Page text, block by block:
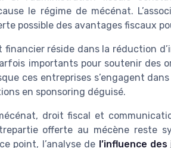
le régime de mécénat.
possible des avantages fiscaux
réside dans la réduction
importants pour soutenir des
ces entreprises s’engagent
en sponsoring déguisé.
droit fiscal et
offerte au mécène reste
point, l’analyse de l’influence